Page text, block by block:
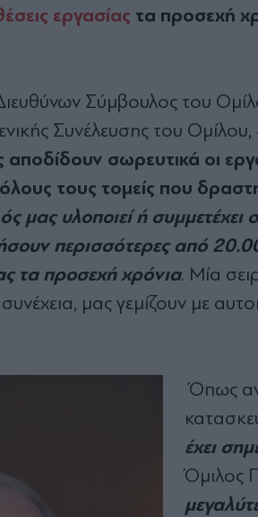
εργασίας τα προσεχή
Σύμβουλος του
Συνέλευσης του Ομίλου,
σωρευτικά οι
τους τομείς που
μας υλοποιεί ή
περισσότερες από
τα προσεχή χρόνια. Μία
μας γεμίζουν με
Όπως
έχει
Όμιλος